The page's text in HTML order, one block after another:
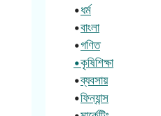
•ধর্ম
•বাংলা
•গণিত
•কৃষিশিক্ষা
•ব্যবসায়
•ফিন্যান্স